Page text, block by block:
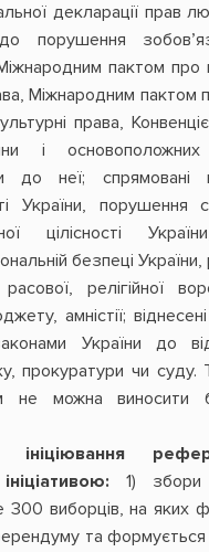
декларації прав
порушення
пактом про
Міжнародним пактом
права,
і
до неї; спрямовані
України, порушення
цілісності
безпеці
расової, релігійної
амністії;
України до
прокуратури чи суду.
не можна виносити
1)
виборців, на яких
та формується